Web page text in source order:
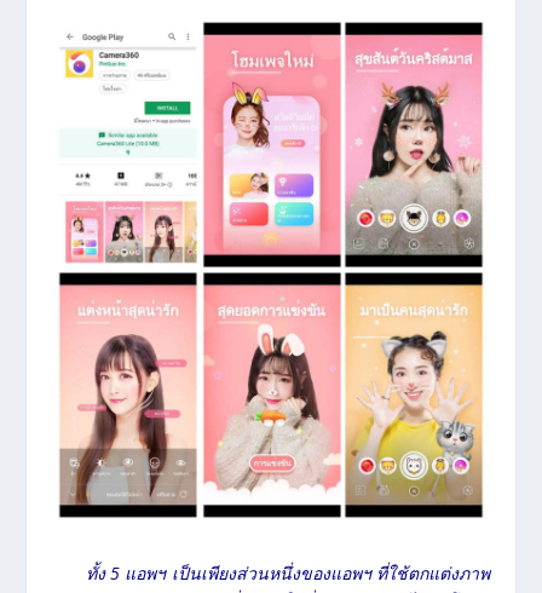
ทั้ง 5 แอพฯ เป็นเพียงส่วนหนึ่งของแอพฯ ที่ใช้ตกแต่งภาพ